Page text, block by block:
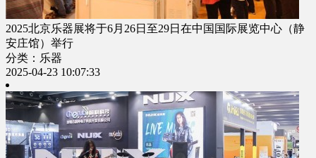
​​2025北京乐器展将于6月26日至29日在中国国际展览中心（静
安庄馆）举行​
分类：乐器
2025-04-23 10:07:33